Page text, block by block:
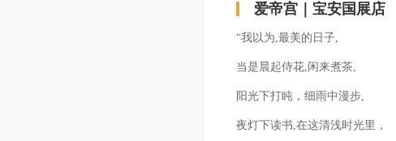
爱帝宫｜宝安国展店
“我以为,最美的日子,
当是晨起侍花,闲来煮茶,
阳光下打盹，细雨中漫步,
夜灯下读书,在这清浅时光里，